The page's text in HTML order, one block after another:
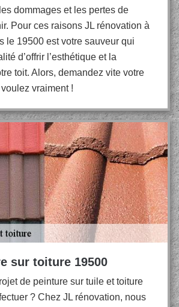
dommages et les pertes de
Pour ces raisons JL rénovation à
le 19500 est votre sauveur qui
d’offrir l’esthétique et la
toit. Alors, demandez vite votre
vraiment !
sur toiture 19500
de peinture sur tuile et toiture
? Chez JL rénovation, nous